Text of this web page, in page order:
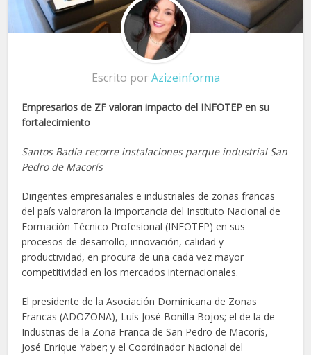
Escrito porAzizeinforma
Empresarios de ZF valoran impacto del INFOTEP en su
fortalecimiento
Santos Badía recorre instalaciones parque industrial San
Pedro de Macorís
Dirigentes empresariales e industriales de zonas francas
del país valoraron la importancia del Instituto Nacional de
Formación Técnico Profesional (INFOTEP) en sus
procesos de desarrollo, innovación, calidad y
productividad, en procura de una cada vez mayor
competitividad en los mercados internacionales.
El presidente de la Asociación Dominicana de Zonas
Francas (ADOZONA), Luís José Bonilla Bojos; el de la de
Industrias de la Zona Franca de San Pedro de Macorís,
José Enrique Yaber; y el Coordinador Nacional del